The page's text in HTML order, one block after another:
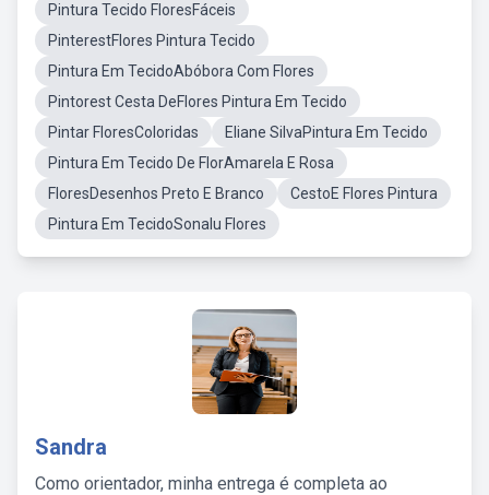
Pintura Tecido FloresFáceis
PinterestFlores Pintura Tecido
Pintura Em TecidoAbóbora Com Flores
Pintorest Cesta DeFlores Pintura Em Tecido
Pintar FloresColoridas
Eliane SilvaPintura Em Tecido
Pintura Em Tecido De FlorAmarela E Rosa
FloresDesenhos Preto E Branco
CestoE Flores Pintura
Pintura Em TecidoSonalu Flores
Sandra
Como orientador, minha entrega é completa ao